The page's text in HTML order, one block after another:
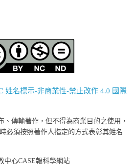
姓名標示-非商業性-禁止改作 4.0 國際
、傳輸著作，但不得為商業目的之使用，
必須按照著作人指定的方式表彰其姓名
中心CASE報科學網站